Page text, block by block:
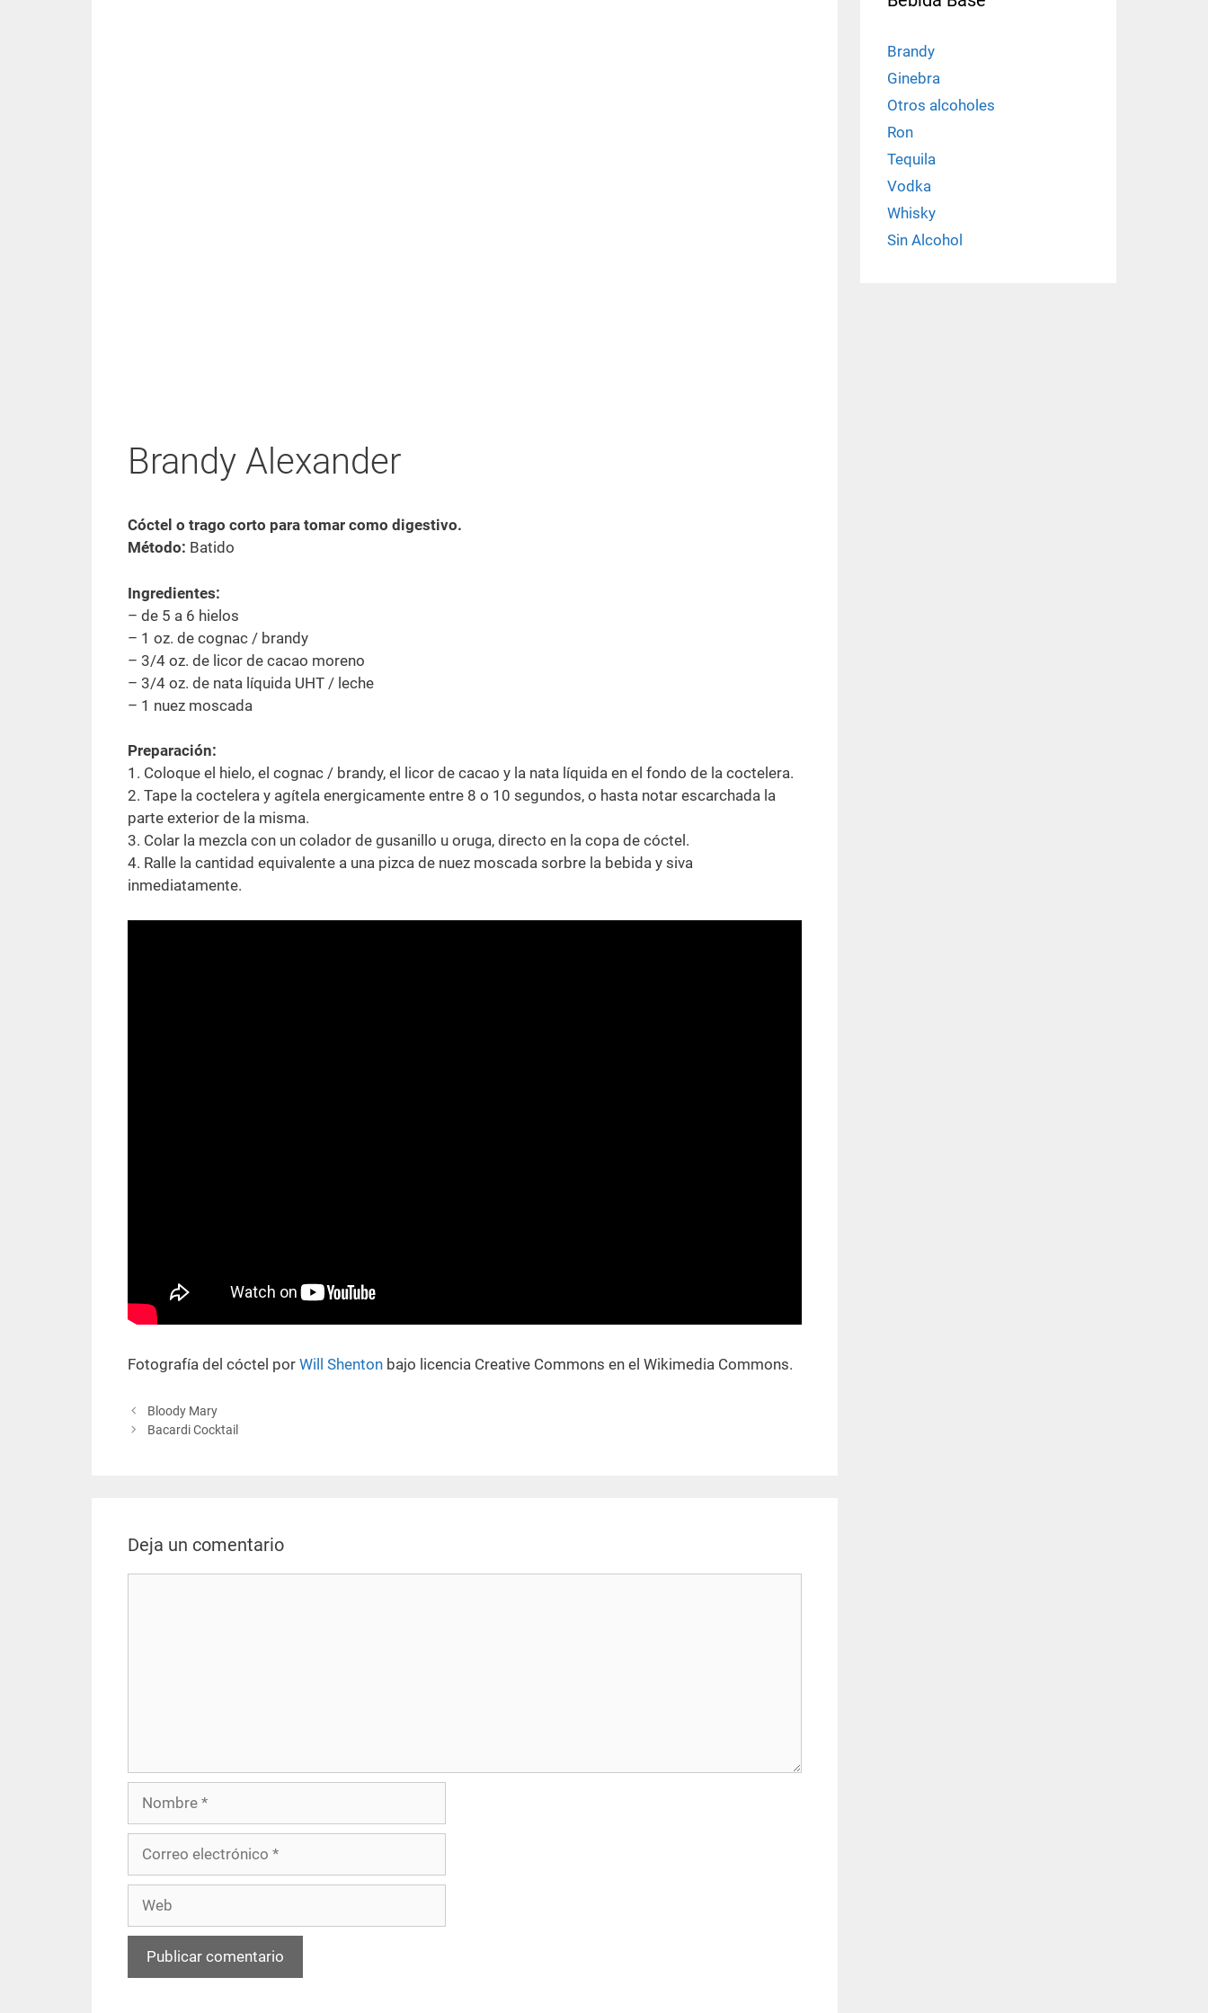
Brandy Alexander
Cóctel o trago corto para tomar como digestivo.
Método: Batido
Ingredientes:
– de 5 a 6 hielos
– 1 oz. de cognac / brandy
– 3/4 oz. de licor de cacao moreno
– 3/4 oz. de nata líquida UHT / leche
– 1 nuez moscada
Preparación:
1. Coloque el hielo, el cognac / brandy, el licor de cacao y la nata líquida en el fondo de la coctelera.
2. Tape la coctelera y agítela energicamente entre 8 o 10 segundos, o hasta notar escarchada la
parte exterior de la misma.
3. Colar la mezcla con un colador de gusanillo u oruga, directo en la copa de cóctel.
4. Ralle la cantidad equivalente a una pizca de nuez moscada sorbre la bebida y siva
inmediatamente.
Fotografía del cóctel por Will Shenton bajo licencia Creative Commons en el Wikimedia Commons.
Bloody Mary
Bacardi Cocktail
Deja un comentario
Nombre
Brandy
Ginebra
Otros alcoholes
Ron
Tequila
Vodka
Whisky
Sin Alcohol